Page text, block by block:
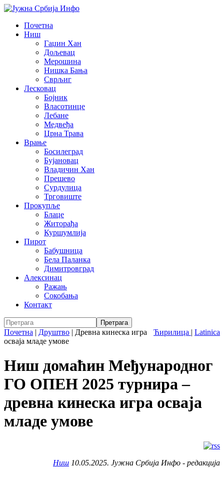
Почетна
Ниш
Гаџин Хан
Дољевац
Мерошина
Нишка Бања
Сврљиг
Лесковац
Бојник
Власотинце
Лебане
Медвеђа
Црна Трава
Врање
Босилеград
Бујановац
Владичин Хан
Прешево
Сурдулица
Трговиште
Прокупље
Блаце
Житорађа
Куршумлија
Пирот
Бабушница
Бела Паланка
Димитровград
Алексинац
Ражањ
Сокобања
Контакт
Ћирилица | Latinica
Почетна | Друштво | Древна кинеска игра
осваја младе умове
Ниш домаћин Међународног
ГО ОПЕН 2025 турнира –
древна кинеска игра осваја
младе умове
Ниш 10.05.2025. Јужна Србија Инфо - редакција